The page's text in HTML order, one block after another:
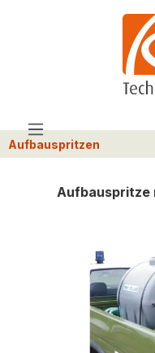
Aufbauspritzen
Aufbauspritze